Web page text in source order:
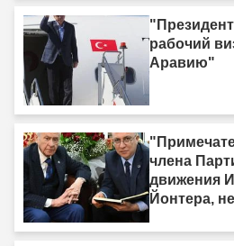
рабочий
Аравию"
члена
движения
Йонтера,
есть одна